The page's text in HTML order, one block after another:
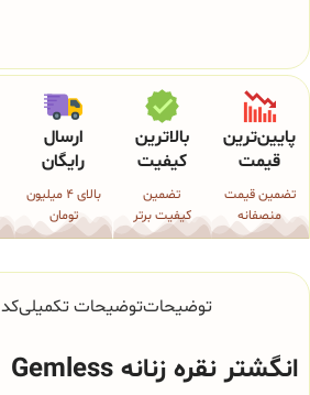
پایین‌ترین
قیمت
تضمین قیمت
منصفانه
بالاترین
کیفیت
تضمین
کیفیت برتر
ارسال
رایگان
بالای 4 میلیون
تومان
توضیحاتتوضیحات تکمیلیکد QR محصول
انگشتر نقره زنانه Gemless